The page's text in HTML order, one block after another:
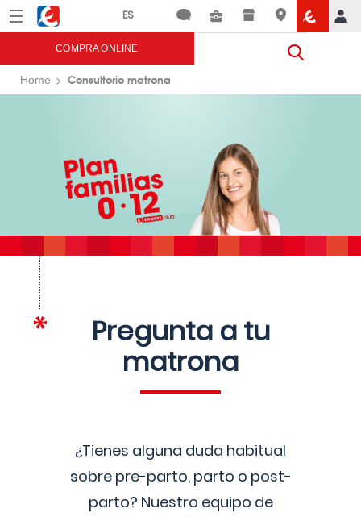
Menú Eroski
COMPRA ONLINE
Home Consultorio matrona
Pregunta a tu
matrona
¿Tienes alguna duda habitual
sobre pre-parto, parto o post-
parto? Nuestro equipo de